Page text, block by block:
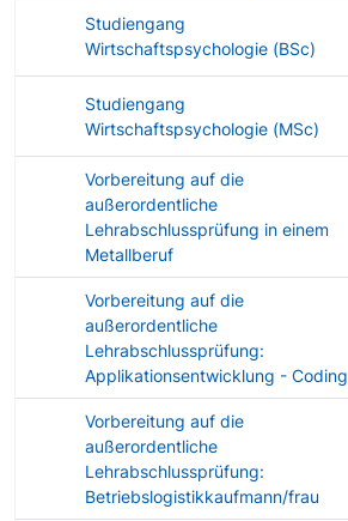
Studiengang
Wirtschaftspsychologie (BSc)
Studiengang
Wirtschaftspsychologie (MSc)
Vorbereitung auf die
außerordentliche
Lehrabschlussprüfung in einem
Metallberuf
Vorbereitung auf die
außerordentliche
Lehrabschlussprüfung:
Applikationsentwicklung - Coding
Vorbereitung auf die
außerordentliche
Lehrabschlussprüfung:
Betriebslogistikkaufmann/frau